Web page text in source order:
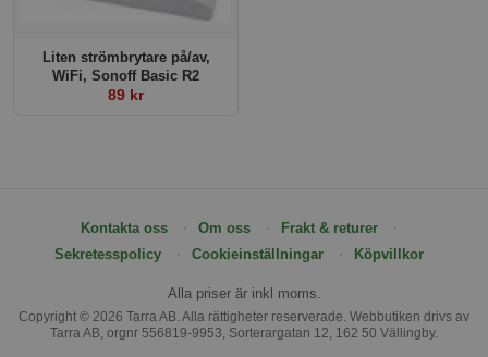
Liten strömbrytare på/av,
WiFi, Sonoff Basic R2
89 kr
Kontakta oss Om oss
Frakt & returer
Sekretesspolicy
Cookieinställningar Köpvillkor
Alla priser är inkl moms.
Copyright © 2026 Tarra AB. Alla rättigheter reserverade. Webbutiken drivs av
Tarra AB, orgnr 556819-9953, Sorterargatan 12, 162 50 Vällingby.